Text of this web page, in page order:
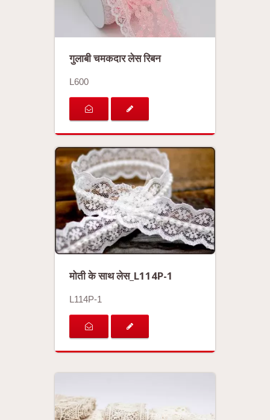
गुलाबी चमकदार लेस रिबन
L600
मोती के साथ लेस_L114P-1
L114P-1